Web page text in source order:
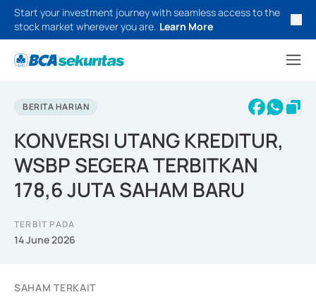
Start your investment journey with seamless access to the
stock market wherever you are. Learn More
BERITA HARIAN
KONVERSI UTANG KREDITUR,
WSBP SEGERA TERBITKAN
178,6 JUTA SAHAM BARU
TERBIT PADA
14 June 2026
SAHAM TERKAIT